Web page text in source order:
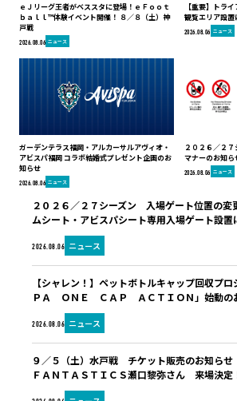
ｅＪリーグ王者がベススタに登場！ｅＦｏｏｔ
ｂａｌｌ™体験イベント開催！ ８／８（土）神
戸戦
2026.08.06 ニュース
【重要】トラ
観覧エリア設置
2026.08.06 ニュース
ガーデンテラス福岡・アルカーサルアヴィオ・
アビスパ福岡 コラボ結婚式プレゼント企画のお
知らせ
2026.08.06 ニュース
２０２６／２
マナーのお知ら
2026.08.06 ニュース
2026.08.06 ニュース
２０２６／２７シーズン 入場ゲート位置の変
ムシート・アビスパシート専用入場ゲート設置
2026.08.06 ニュース
【シャレン！】ペットボトルキャップ回収プ
ＰＡ ＯＮＥ ＣＡＰ ＡＣＴＩＯＮ」始動の
９／５（土）水戸戦 チケット販売のお知ら
ＦＡＮＴＡＳＴＩＣＳ瀬口黎弥さん 来場決定